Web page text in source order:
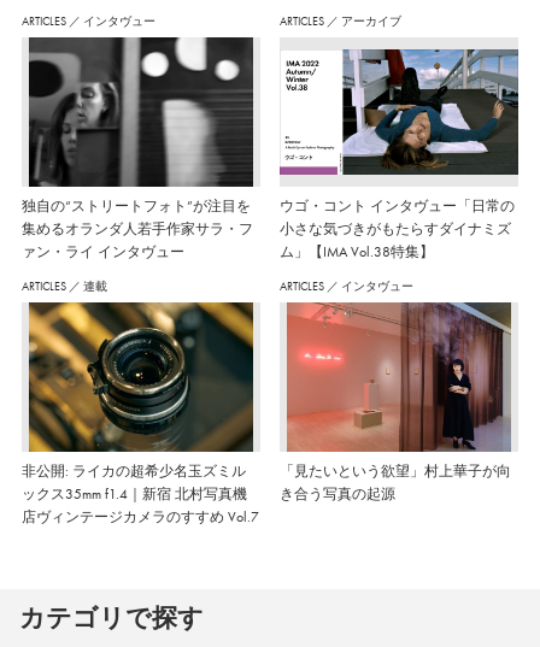
ARTICLES ／ インタヴュー
独自の“ストリートフォト”が注目を
集めるオランダ人若手作家サラ・フ
ァン・ライ インタヴュー
ARTICLES ／ アーカイブ
ウゴ・コント インタヴュー「日常の
小さな気づきがもたらすダイナミズ
ム」【IMA Vol.38特集】
ARTICLES ／ 連載
非公開: ライカの超希少名玉ズミル
ックス35mm f1.4｜新宿 北村写真機
店ヴィンテージカメラのすすめ Vol.7
ARTICLES ／ インタヴュー
「見たいという欲望」村上華子が向
き合う写真の起源
カテゴリで探す